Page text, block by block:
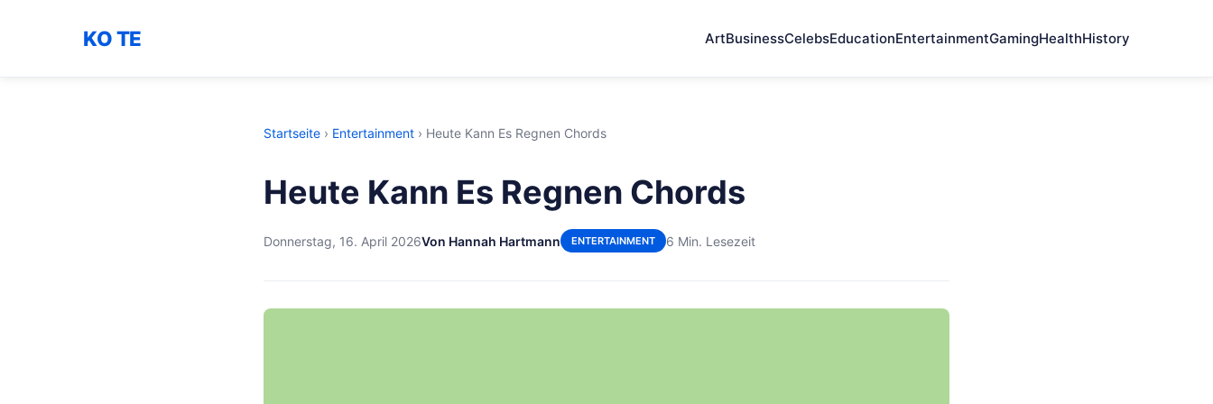
KO TE ArtBusinessCelebsEducationEntertainmentGamingHealthHistory
Startseite › Entertainment › Heute Kann Es Regnen Chords
Heute Kann Es Regnen Chords
Donnerstag, 16. April 2026Von Hannah Hartmann ENTERTAINMENT 6 Min. Lesezeit